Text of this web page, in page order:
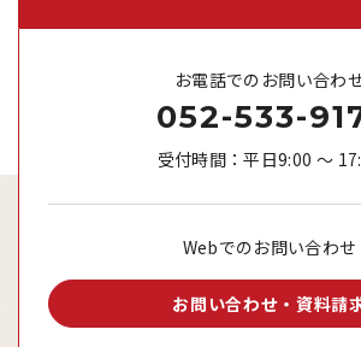
お電話でのお問い合わ
052-533-
受付時間：平日9:00 ～
Webでのお問い合わせ
お問い合わせ・資料請